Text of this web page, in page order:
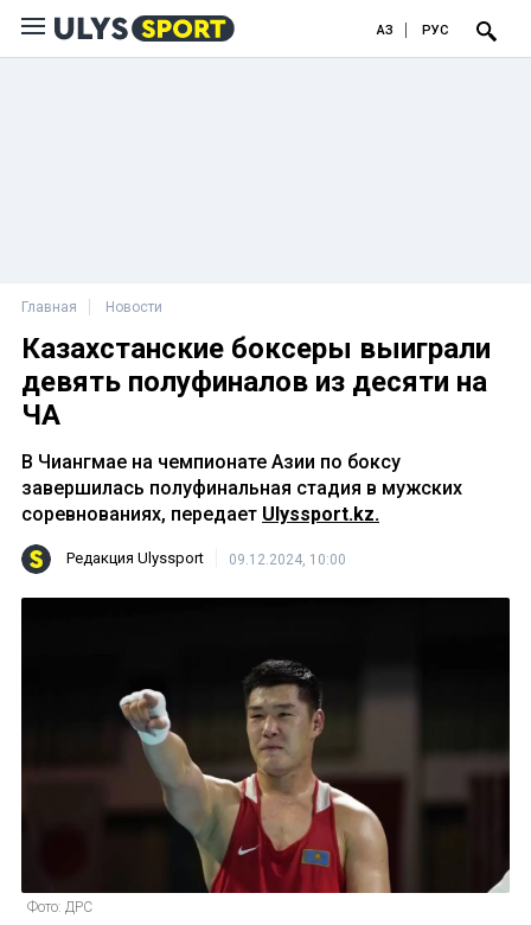
ҚАЗ РУС
Главная Новости
Казахстанские боксеры выиграли
девять полуфиналов из десяти на
ЧА
В Чиангмае на чемпионате Азии по боксу
завершилась полуфинальная стадия в мужских
соревнованиях, передает Ulyssport.kz.
Редакция Ulyssport 09.12.2024, 10:00
Фото: ДРС